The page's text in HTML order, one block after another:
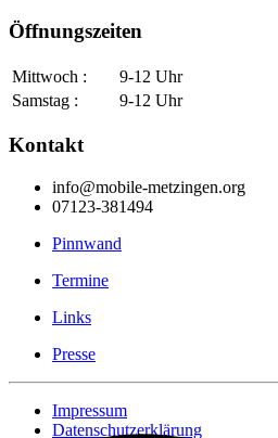
Öffnungszeiten
Mittwoch :
9-12 Uhr
Samstag :
9-12 Uhr
Kontakt
info@mobile-metzingen.org
07123-381494
Pinnwand
Termine
Links
Presse
Impressum
Datenschutzerklärung